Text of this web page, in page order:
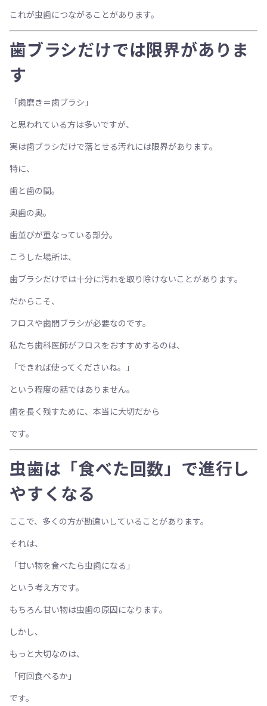
これが虫歯につながることがあります。
歯ブラシだけでは限界がありま
す
「歯磨き＝歯ブラシ」
と思われている方は多いですが、
実は歯ブラシだけで落とせる汚れには限界があります。
特に、
歯と歯の間。
奥歯の奥。
歯並びが重なっている部分。
こうした場所は、
歯ブラシだけでは十分に汚れを取り除けないことがあります。
だからこそ、
フロスや歯間ブラシが必要なのです。
私たち歯科医師がフロスをおすすめするのは、
「できれば使ってくださいね。」
という程度の話ではありません。
歯を長く残すために、本当に大切だから
です。
虫歯は「食べた回数」で進行し
やすくなる
ここで、多くの方が勘違いしていることがあります。
それは、
「甘い物を食べたら虫歯になる」
という考え方です。
もちろん甘い物は虫歯の原因になります。
しかし、
もっと大切なのは、
「何回食べるか」
です。